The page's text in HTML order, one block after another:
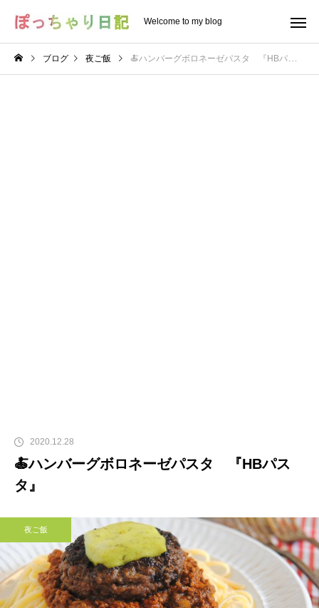
Welcome to my blog
ブログ 夜ご飯 🍝ハンバーグボロネーゼパスタ 『HBパスタ』
2020.12.28
🍝ハンバーグボロネーゼパスタ 『HBパス
タ』
夜ご飯